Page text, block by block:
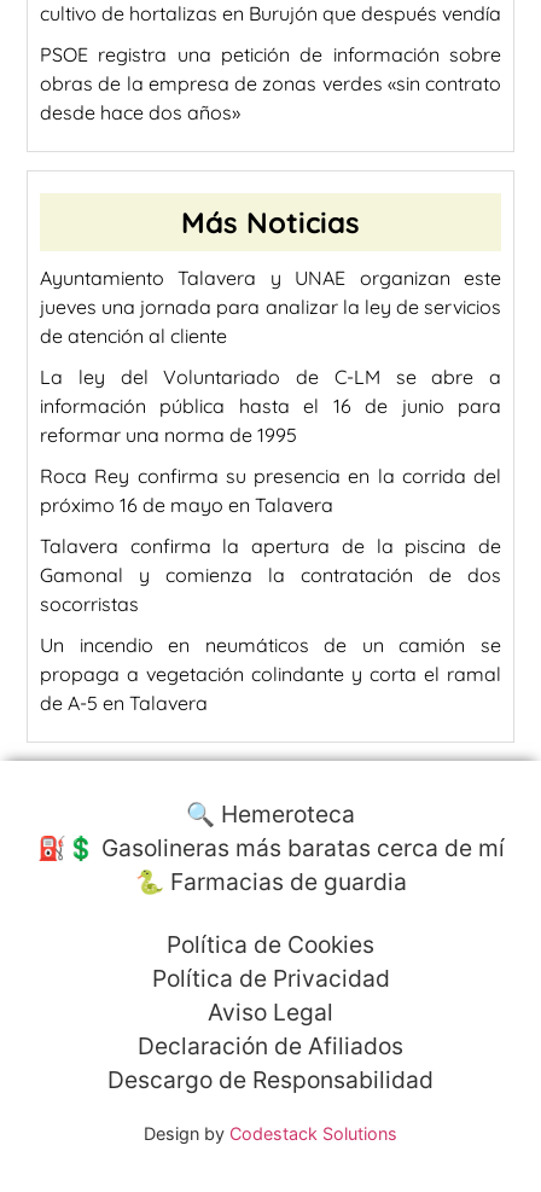
cultivo de hortalizas en Burujón que después vendía
PSOE registra una petición de información sobre
obras de la empresa de zonas verdes «sin contrato
desde hace dos años»
Más Noticias
Ayuntamiento Talavera y UNAE organizan este
jueves una jornada para analizar la ley de servicios
de atención al cliente
La ley del Voluntariado de C-LM se abre a
información pública hasta el 16 de junio para
reformar una norma de 1995
Roca Rey confirma su presencia en la corrida del
próximo 16 de mayo en Talavera
Talavera confirma la apertura de la piscina de
Gamonal y comienza la contratación de dos
socorristas
Un incendio en neumáticos de un camión se
propaga a vegetación colindante y corta el ramal
de A-5 en Talavera
🔍 Hemeroteca
⛽️💲 Gasolineras más baratas cerca de mí
🐍 Farmacias de guardia
Política de Cookies
Política de Privacidad
Aviso Legal
Declaración de Afiliados
Descargo de Responsabilidad
Design by Codestack Solutions